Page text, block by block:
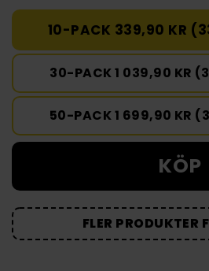
10-PACK 339,90 KR
30-PACK 1 039,90 KR
50-PACK 1 699,90 KR
KÖP
FLER PRODUKTER